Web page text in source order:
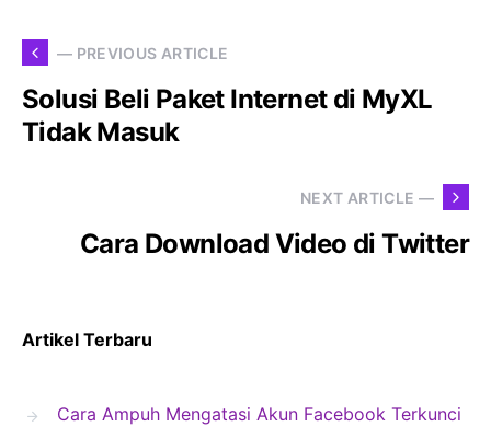
— PREVIOUS ARTICLE
Solusi Beli Paket Internet di MyXL
Tidak Masuk
NEXT ARTICLE —
Cara Download Video di Twitter
Artikel Terbaru
Cara Ampuh Mengatasi Akun Facebook Terkunci